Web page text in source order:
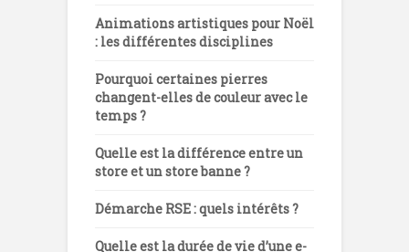
Animations artistiques pour Noël
: les différentes disciplines
Pourquoi certaines pierres
changent-elles de couleur avec le
temps ?
Quelle est la différence entre un
store et un store banne ?
Démarche RSE : quels intérêts ?
Quelle est la durée de vie d’une e-